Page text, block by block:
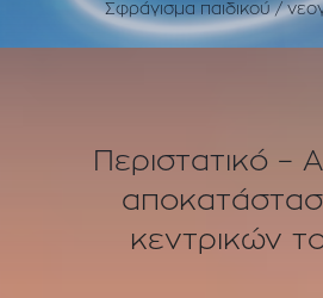
Σφράγισμα παιδικού /
Περιστατικό –
κεντρικών